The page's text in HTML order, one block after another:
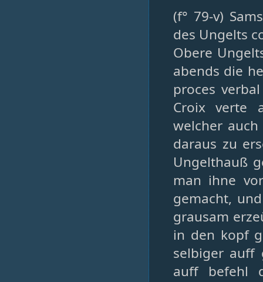
(f° 79-v)
des Ungelts
Obere
abends die
proces
Croix verte
welcher
daraus zu
Ungelthauß
man ihne
gemacht,
grausam
in den kopf
selbiger auff
auff befehl